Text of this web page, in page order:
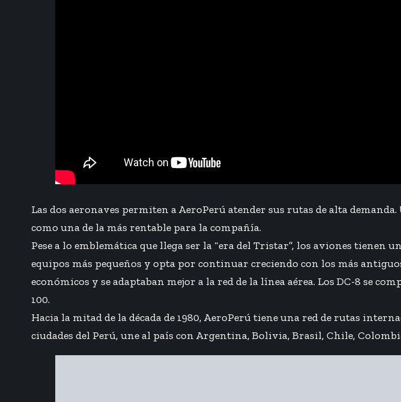
Las dos aeronaves permiten a AeroPerú atender sus rutas de alta
como una de la más rentable para la compañía.
Pese a lo emblemática que llega ser la “era del Tristar”, los aviones
equipos más pequeños y opta por continuar creciendo con los más
económicos y se adaptaban mejor a la red de la línea aérea. Los DC-8 se
100.
Hacia la mitad de la década de 1980, AeroPerú tiene una red de rutas
ciudades del Perú, une al país con Argentina, Bolivia, Brasil, Chile,